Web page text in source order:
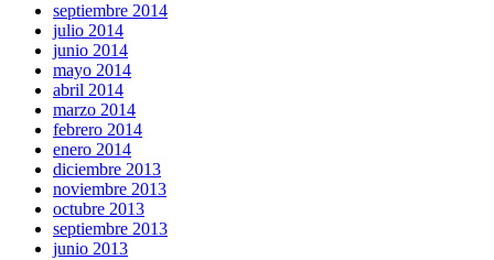
septiembre 2014
julio 2014
junio 2014
mayo 2014
abril 2014
marzo 2014
febrero 2014
enero 2014
diciembre 2013
noviembre 2013
octubre 2013
septiembre 2013
junio 2013